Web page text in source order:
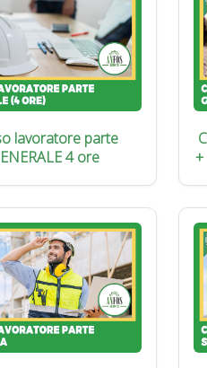
lavoratore parte
4 ore
+